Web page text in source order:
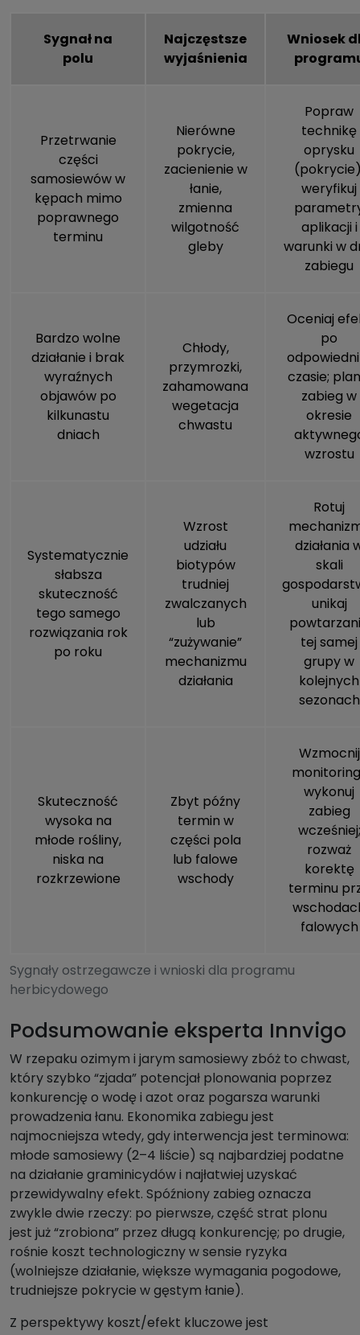
Sygnały ostrzegawcze i wnioski dla programu
herbicydowego
Sygnał na
polu
Najczęstsze
wyjaśnienia
Wniosek
Przetrwanie
części
samosiewów w
kępach mimo
poprawnego
terminu
Nierówne
pokrycie,
zacienienie w
łanie,
zmienna
wilgotność
gleby
Popraw
technikę
oprysku
weryfikuj
aplikacji i
warunki w
zabiegu
Bardzo wolne
działanie i brak
wyraźnych
objawów po
kilkunastu
dniach
Chłody,
przymrozki,
zahamowana
wegetacja
chwastu
Oceniaj
po
czasie;
zabieg w
okresie
wzrostu
Systematycznie
słabsza
skuteczność
tego samego
rozwiązania rok
po roku
Wzrost
udziału
biotypów
trudniej
zwalczanych
lub
“zużywanie”
mechanizmu
działania
Rotuj
działania
skali
unikaj
tej samej
grupy w
kolejnych
sezonach
Skuteczność
wysoka na
młode rośliny,
niska na
rozkrzewione
Zbyt późny
termin w
części pola
lub falowe
wschody
Wzmocnij
wykonuj
zabieg
wcześniej;
rozważ
korektę
terminu
falowych
Podsumowanie eksperta Innvigo
W rzepaku ozimym i jarym samosiewy zbóż to chwast,
który szybko “zjada” potencjał plonowania poprzez
konkurencję o wodę i azot oraz pogarsza warunki
prowadzenia łanu. Ekonomika zabiegu jest
najmocniejsza wtedy, gdy interwencja jest terminowa:
młode samosiewy (2–4 liście) są najbardziej podatne
na działanie graminicydów i najłatwiej uzyskać
przewidywalny efekt. Spóźniony zabieg oznacza
zwykle dwie rzeczy: po pierwsze, część strat plonu
jest już “zrobiona” przez długą konkurencję; po drugie,
rośnie koszt technologiczny w sensie ryzyka
(wolniejsze działanie, większe wymagania pogodowe,
trudniejsze pokrycie w gęstym łanie).
Z perspektywy koszt/efekt kluczowe jest